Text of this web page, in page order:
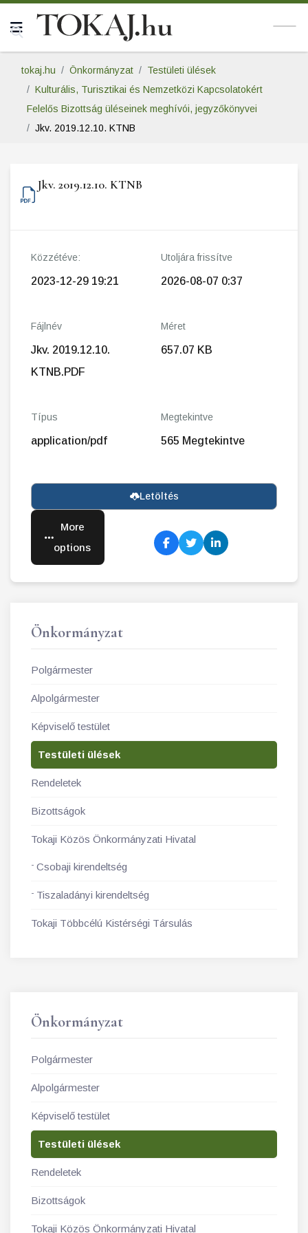
tokaj.hu Önkormányzat
Testületi ülések
Kulturális, Turisztikai és Nemzetközi Kapcsolatokért
Felelős Bizottság üléseinek meghívói, jegyzőkönyvei
Jkv. 2019.12.10. KTNB
Jkv. 2019.12.10. KTNB
Közzétéve:
2023-12-29 19:21
Utoljára frissítve
2026-08-07 0:37
Fájlnév
Jkv. 2019.12.10.
KTNB.PDF
Méret
657.07 KB
Típus
application/pdf
Megtekintve
565 Megtekintve
Letöltés
More
options
Önkormányzat
Polgármester
Alpolgármester
Képviselő testület
Testületi ülések
Rendeletek
Bizottságok
Tokaji Közös Önkormányzati Hivatal
Csobaji kirendeltség
Tiszaladányi kirendeltség
Tokaji Többcélú Kistérségi Társulás
Önkormányzat
Polgármester
Alpolgármester
Képviselő testület
Testületi ülések
Rendeletek
Bizottságok
Tokaji Közös Önkormányzati Hivatal